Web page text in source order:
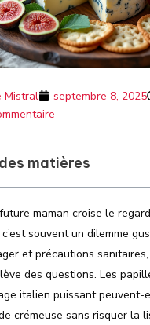
Mistral septembre 8, 2025
matières
maman croise le
souvent un dilemme
et précautions
des questions. Les
italien puissant peuvent-
crémeuse sans risquer la